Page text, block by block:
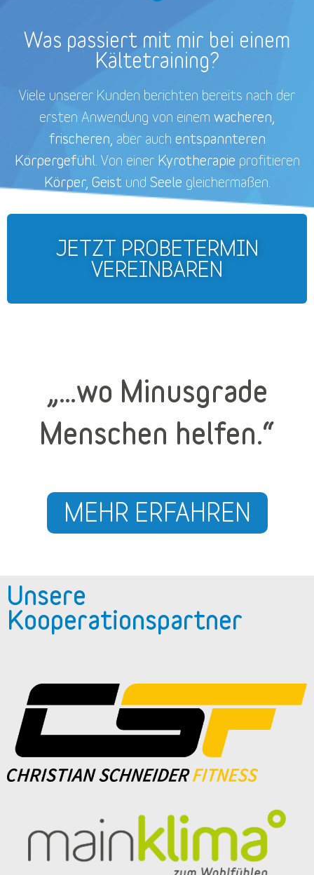
Was passiert mit mir bei einem
Kältetraining?
Viele unserer Kunden berichten bereits nach der
ersten Anwendung von einem wacheren,
frischeren, aber auch entspannteren
Körpergefühl. Von einer Kyrotherapie profitieren
Körper, Geistund Seele gleichermaßen.
JETZT PROBETERMIN
VEREINBAREN
„…wo Minusgrade
Menschen helfen.“
MEHR ERFAHREN
Unsere
Kooperationspartner